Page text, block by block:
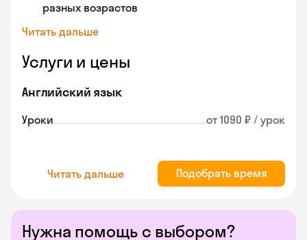
Нужна помощь с выбором?
разных возрастов
Читать дальше
Услуги и цены
Английский язык
Уроки от 1090 ₽ / урок
Читать дальше Подобрать время